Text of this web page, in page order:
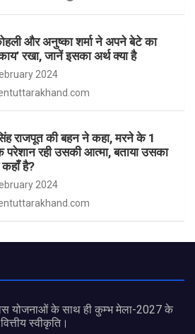
और अनुष्का शर्मा ने अपने बेटे का
रखा, जानें इसका अर्थ क्‍या है
2024
राजपूत की बहन ने कहा, मरने के 1
रही उसकी आत्मा, बताया उसका
है?
2024
योजनाओं के साथ ही कुम्भ मेला-2027 के
स्वीकृति।